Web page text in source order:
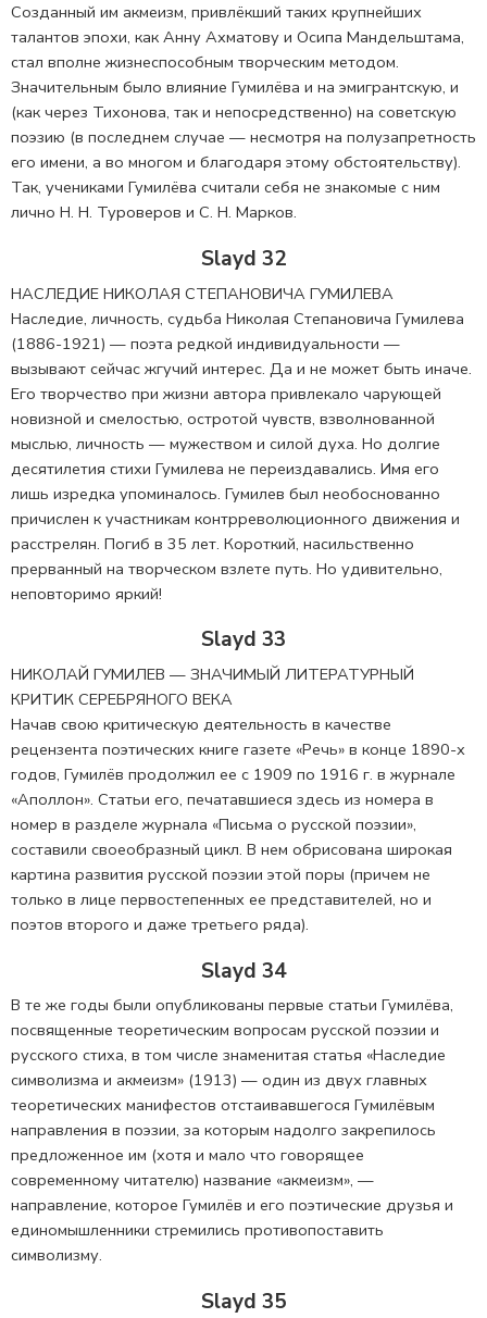
Созданный им акмеизм, привлёкший таких крупнейших
талантов эпохи, как Анну Ахматову и Осипа Мандельштама,
стал вполне жизнеспособным творческим методом.
Значительным было влияние Гумилёва и на эмигрантскую, и
(как через Тихонова, так и непосредственно) на советскую
поэзию (в последнем случае — несмотря на полузапретность
его имени, а во многом и благодаря этому обстоятельству).
Так, учениками Гумилёва считали себя не знакомые с ним
лично Н. Н. Туроверов и С. Н. Марков.
Slayd 32
НАСЛЕДИЕ НИКОЛАЯ СТЕПАНОВИЧА ГУМИЛЕВА
Наследие, личность, судьба Николая Степановича Гумилева
(1886-1921) — поэта редкой индивидуальности —
вызывают сейчас жгучий интерес. Да и не может быть иначе.
Его творчество при жизни автора привлекало чарующей
новизной и смелостью, остротой чувств, взволнованной
мыслью, личность — мужеством и силой духа. Но долгие
десятилетия стихи Гумилева не переиздавались. Имя его
лишь изредка упоминалось. Гумилев был необоснованно
причислен к участникам контрреволюционного движения и
расстрелян. Погиб в 35 лет. Короткий, насильственно
прерванный на творческом взлете путь. Но удивительно,
неповторимо яркий!
Slayd 33
НИКОЛАЙ ГУМИЛЕВ — ЗНАЧИМЫЙ ЛИТЕРАТУРНЫЙ
КРИТИК СЕРЕБРЯНОГО ВЕКА
Начав свою критическую деятельность в качестве
рецензента поэтических книге газете «Речь» в конце 1890-х
годов, Гумилёв продолжил ее с 1909 по 1916 г. в журнале
«Аполлон». Статьи его, печатавшиеся здесь из номера в
номер в разделе журнала «Письма о русской поэзии»,
составили своеобразный цикл. В нем обрисована широкая
картина развития русской поэзии этой поры (причем не
только в лице первостепенных ее представителей, но и
поэтов второго и даже третьего ряда).
Slayd 34
В те же годы были опубликованы первые статьи Гумилёва,
посвященные теоретическим вопросам русской поэзии и
русского стиха, в том числе знаменитая статья «Наследие
символизма и акмеизм» (1913) — один из двух главных
теоретических манифестов отстаивавшегося Гумилёвым
направления в поэзии, за которым надолго закрепилось
предложенное им (хотя и мало что говорящее
современному читателю) название «акмеизм», —
направление, которое Гумилёв и его поэтические друзья и
единомышленники стремились противопоставить
символизму.
Slayd 35